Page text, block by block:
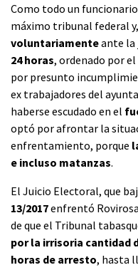
Como todo un
máximo tribunal federal
voluntariamenteante la
24 horas, ordenado por
por presunto
ex trabajadores del
haberse escudado en el
optó por afrontar la
enfrentamiento, porque
e incluso matanzas.
El Juicio Electoral, que
13/2017enfrentó
de que el Tribunal
por la irrisoria cantidad
horas de arresto, hasta